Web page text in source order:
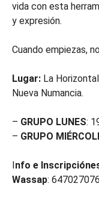
vida con esta
y expresión.
Cuando empiezas,
Lugar: La
Nueva Numancia.
– GRUPO LUNES:
– GRUPO
Info e
Wassap: 647027076